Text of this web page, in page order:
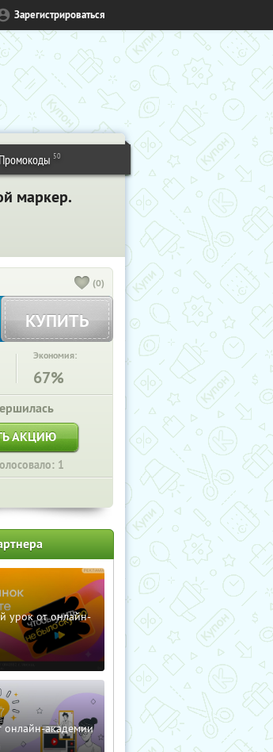
Зарегистрироваться
Промокоды 50
маркер.
(0)
КУПИТЬ
Экономия:
67%
АКЦИЮ
1
урок от онлайн-
онлайн-академии